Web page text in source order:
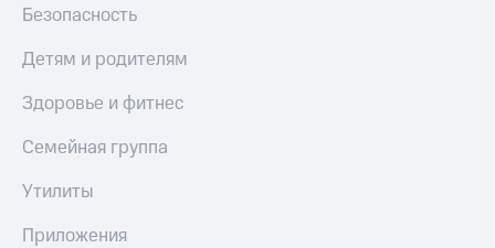
Безопасность
Детям и родителям
Здоровье и фитнес
Семейная группа
Утилиты
Приложения